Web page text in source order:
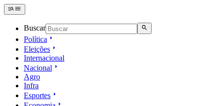
Buscar
Política
Eleições
Internacional
Nacional
Agro
Infra
Esportes